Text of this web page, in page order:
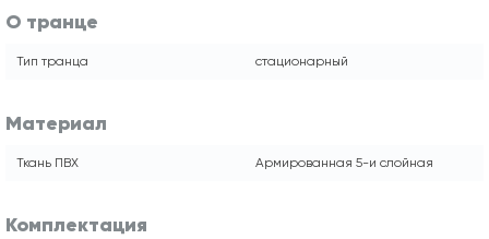
О транце
Тип транца стационарный
Материал
Ткань ПВХ Армированная 5-и слойная
Комплектация